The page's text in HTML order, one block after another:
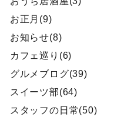
お正月(9)
お知らせ(8)
カフェ巡り(6)
グルメブログ(39)
スイーツ部(64)
スタッフの日常(50)